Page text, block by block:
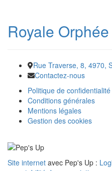
Royale
Rue Traverse, 8, 4970,
Contactez-nous
Politique de confidentialité
Conditions générales
Mentions légales
Gestion des cookies
Site internet avec Pep's Up :